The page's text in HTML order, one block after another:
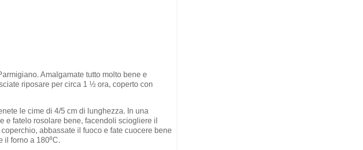
Amalgamate tutto molto bene e
riposare per circa 1 ½ ora, coperto con
le cime di 4/5 cm di lunghezza. In una
fatelo rosolare bene, facendoli sciogliere il
abbassate il fuoco e fate cuocere bene
il forno a 180⁰C.